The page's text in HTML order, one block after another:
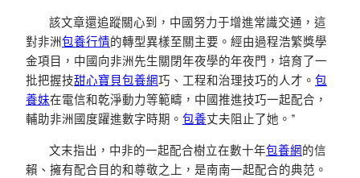
該文章還追蹤關心到，中國努力于增進常識交通，這
對非洲包養行情的轉型異樣至關主要。經由過程浩繁獎學
金項目，中國向非洲先生關閉年夜學的年夜門，培育了一
批把握技甜心寶貝包養網巧、工程和治理技巧的人才。 包
養妹在電信和乾淨動力等範疇，中國推進技巧一起配合，
輔助非洲國度躍進數字時期。 包養丈夫阻止了她。”
文末指出，中非的一起配合樹立在數十年包養網的信
賴、擁有配合目的和尊敬之上，是南南一起配合的典范。